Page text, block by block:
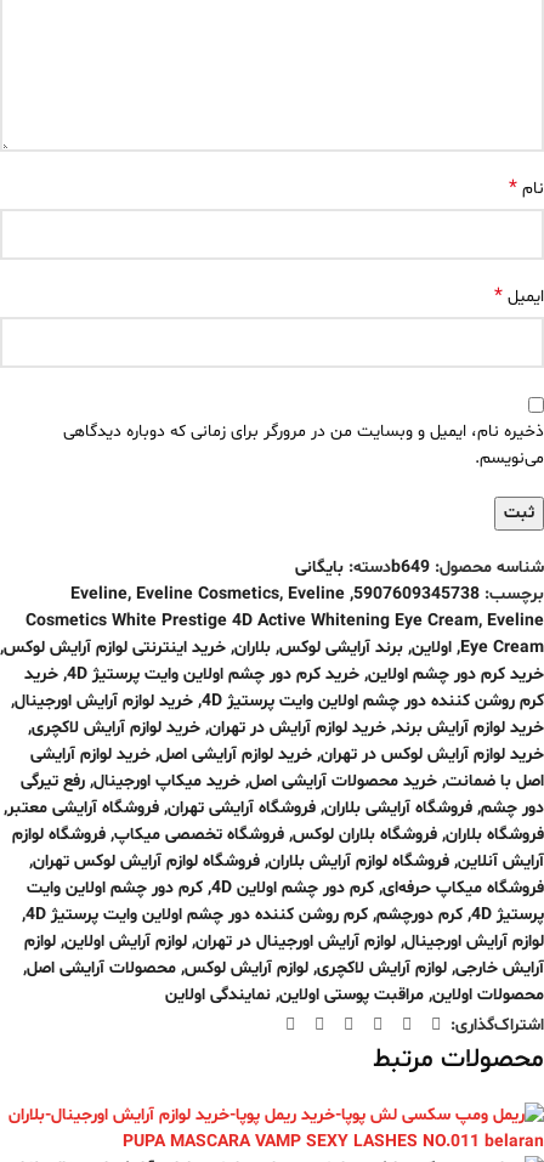
نام *
ایمیل *
ذخیره نام، ایمیل و وبسایت من در مرورگر برای زمانی که دوباره دیدگاهی
می‌نویسم.
شناسه محصول: b649دسته: بایگانی
برچسب: 5907609345738
,
Eveline, Eveline Cosmetics, Eveline
Cosmetics White Prestige 4D Active Whitening Eye Cream, Eveline
Eye Cream
, اولاین, برند آرایشی لوکس, بلاران, خرید اینترنتی لوازم آرایش لوکس,
خرید کرم دور چشم اولاین, خرید کرم دور چشم اولاین وایت پرستیژ 4D , خرید
کرم روشن کننده دور چشم اولاین وایت پرستیژ 4D
, خرید لوازم آرایش اورجینال,
خرید لوازم آرایش برند, خرید لوازم آرایش در تهران, خرید لوازم آرایش لاکچری,
خرید لوازم آرایش لوکس در تهران, خرید لوازم آرایشی اصل, خرید لوازم آرایشی
اصل با ضمانت, خرید محصولات آرایشی اصل, خرید میکاپ اورجینال, رفع تیرگی
دور چشم, فروشگاه آرایشی بلاران, فروشگاه آرایشی تهران, فروشگاه آرایشی معتبر,
فروشگاه بلاران, فروشگاه بلاران لوکس, فروشگاه تخصصی میکاپ, فروشگاه لوازم
آرایش آنلاین, فروشگاه لوازم آرایش بلاران, فروشگاه لوازم آرایش لوکس تهران,
فروشگاه میکاپ حرفه‌ای, کرم دور چشم اولاین 4D , کرم دور چشم اولاین وایت
پرستیژ 4D
, کرم دورچشم, کرم روشن کننده دور چشم اولاین وایت پرستیژ 4D
,
لوازم آرایش اورجینال, لوازم آرایش اورجینال در تهران, لوازم آرایش اولاین, لوازم
آرایش خارجی, لوازم آرایش لاکچری, لوازم آرایش لوکس, محصولات آرایشی اصل,
محصولات اولاین, مراقبت پوستی اولاین, نمایندگی اولاین
اشتراک‌گذاری:
محصولات مرتبط